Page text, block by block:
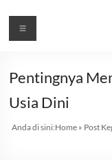
Menu
Pentingnya
Usia Dini
Anda di sini:Home» Post